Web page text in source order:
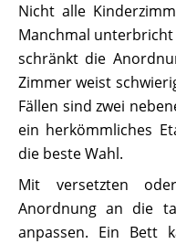
Nicht alle
Manchmal unterbricht
schränkt die
Zimmer weist
Fällen sind zwei
ein herkömmliches
die beste Wahl.
Mit versetzten
Anordnung an die
anpassen. Ein Bett